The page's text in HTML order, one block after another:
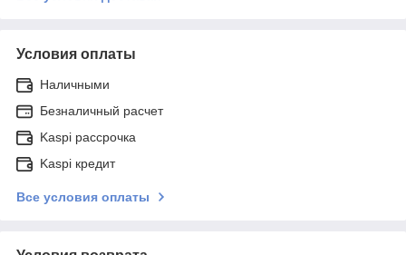
Условия оплаты
Наличными
Безналичный расчет
Kaspi рассрочка
Kaspi кредит
Все условия оплаты